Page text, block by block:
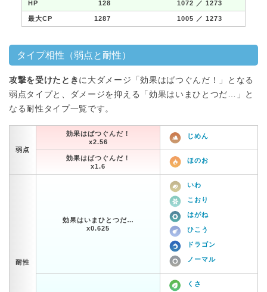
HP 128 1072 ／ 1273
最大CP 1287 1005 ／ 1273
タイプ相性（弱点と耐性）
攻撃を受けたとき に大ダメージ「効果はばつぐんだ！」となる
弱点タイプと、ダメージを抑える「効果はいまひとつだ…」と
なる耐性タイプ一覧です。
弱点
効果はばつぐんだ！
x2.56
じめん
効果はばつぐんだ！
x1.6
ほのお
耐性
効果はいまひとつだ…
x0.625
いわ
こおり
はがね
ひこう
ドラゴン
ノーマル
くさ